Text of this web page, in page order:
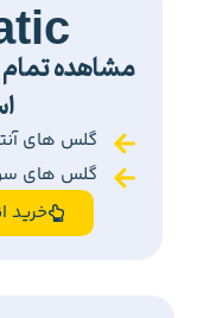
مشاهده
گلس های
گلس های
خرید